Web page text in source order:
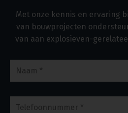
Met onze kennis en ervaring
van bouwprojecten
van aan explosieven-